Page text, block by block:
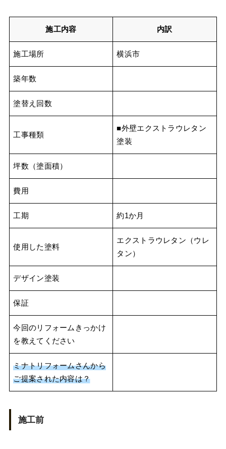
施工内容 内訳
施工場所 横浜市
築年数
塗替え回数
工事種類
■外壁エクストラウレタン
塗装
坪数（塗面積）
費用
工期 約1か月
使用した塗料
エクストラウレタン（ウレ
タン）
デザイン塗装
保証
今回のリフォームきっかけ
を教えてください
ミナトリフォームさんから
ご提案された内容は？
施工前